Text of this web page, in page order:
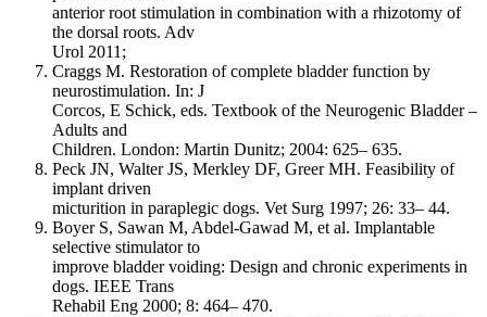
anterior root stimulation in combination with a rhizotomy of
the dorsal roots. Adv
Urol 2011;
Craggs M. Restoration of complete bladder function by
neurostimulation. In: J
Corcos, E Schick, eds. Textbook of the Neurogenic Bladder –
Adults and
Children. London: Martin Dunitz; 2004: 625– 635.
Peck JN, Walter JS, Merkley DF, Greer MH. Feasibility of
implant driven
micturition in paraplegic dogs. Vet Surg 1997; 26: 33– 44.
Boyer S, Sawan M, Abdel-Gawad M, et al. Implantable
selective stimulator to
improve bladder voiding: Design and chronic experiments in
dogs. IEEE Trans
Rehabil Eng 2000; 8: 464– 470.